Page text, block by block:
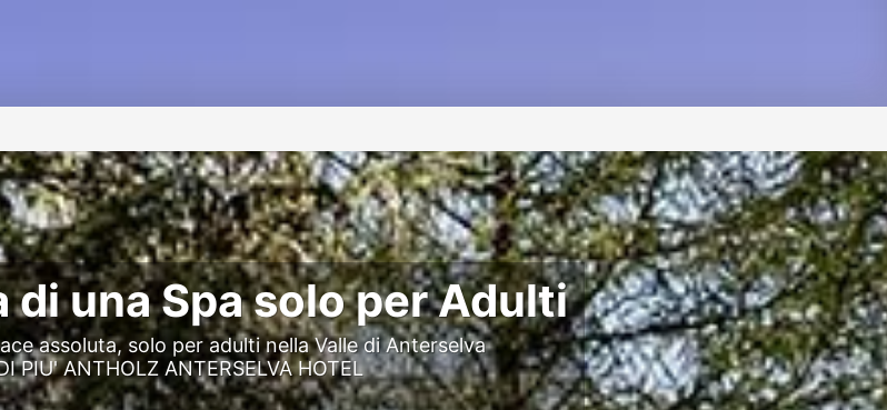
una Spa solo per Adulti
assoluta, solo per adulti nella Valle di Anterselva
PIU'ANTHOLZ ANTERSELVA HOTEL